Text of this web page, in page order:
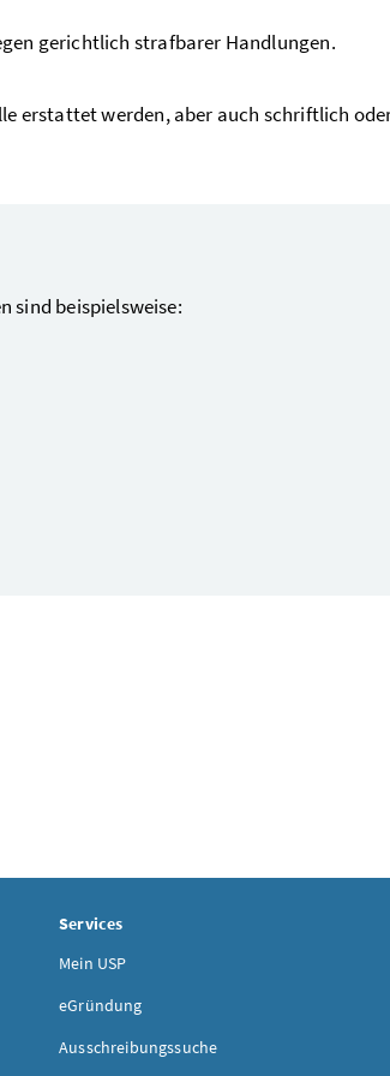
gerichtlich strafbarer Handlungen.
erstattet werden, aber auch schriftlich
sind beispielsweise:
Services
Mein USP
eGründung
Ausschreibungssuche